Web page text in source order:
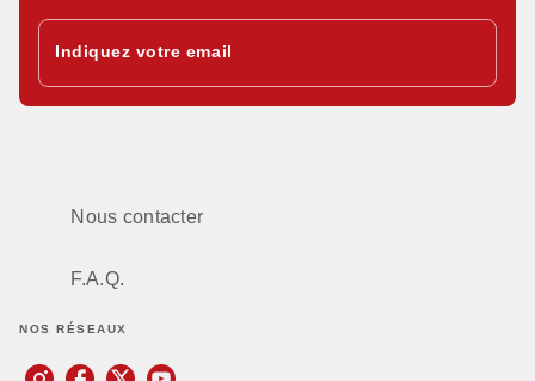
Indiquez votre email
Nous contacter
F.A.Q.
NOS RÉSEAUX